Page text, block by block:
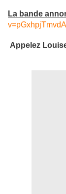
La bande
Appelez